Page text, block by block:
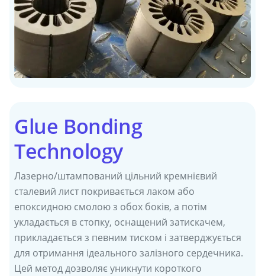
Glue Bonding
Technology
Лазерно/штампований цільний кремнієвий
сталевий лист покривається лаком або
епоксидною смолою з обох боків, а потім
укладається в стопку, оснащений затискачем,
прикладається з певним тиском і затверджується
для отримання ідеального залізного сердечника.
Цей метод дозволяє уникнути короткого